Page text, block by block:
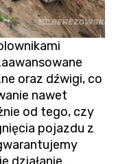
oraz dźwigi, co
nawet
od tego, czy
pojazdu z